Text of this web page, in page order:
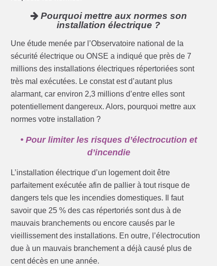
Pourquoi mettre aux normes son
installation électrique ?
Une étude menée par l’Observatoire national de la
sécurité électrique ou ONSE a indiqué que près de 7
millions des installations électriques répertoriées sont
très mal exécutées. Le constat est d’autant plus
alarmant, car environ 2,3 millions d’entre elles sont
potentiellement dangereux. Alors, pourquoi mettre aux
normes votre installation ?
• Pour limiter les risques d’électrocution et
d’incendie
L’installation électrique d’un logement doit être
parfaitement exécutée afin de pallier à tout risque de
dangers tels que les incendies domestiques. Il faut
savoir que 25 % des cas répertoriés sont dus à de
mauvais branchements ou encore causés par le
vieillissement des installations. En outre, l’électrocution
due à un mauvais branchement a déjà causé plus de
cent décès en une année.